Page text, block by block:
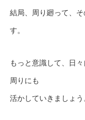
結局、周り廻って、
す。
もっと意識して、日
周りにも
活かしていきましょう